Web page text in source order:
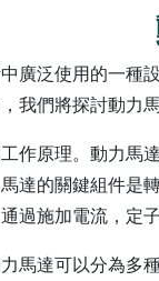
廣泛使用的一種
我們將探討動力
作原理。動力馬
達的關鍵組件是
過施加電流，定
馬達可以分為多